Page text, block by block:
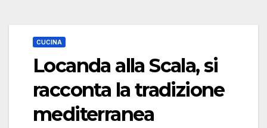
CUCINA
Locanda alla Scala, si
racconta la tradizione
mediterranea